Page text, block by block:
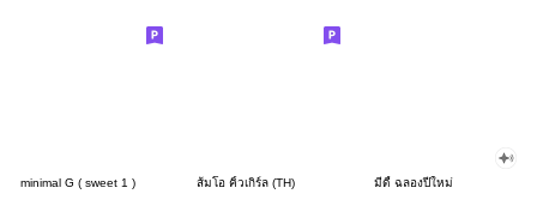
minimal G ( sweet 1 ) ส้มโอ คิ้วเกิร์ล (TH) มีดี้ ฉลองปีใหม่